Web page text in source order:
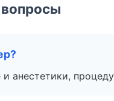
анестетики,